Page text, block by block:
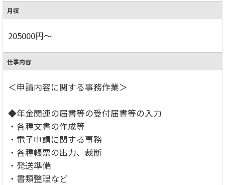
月収
205000円～
仕事内容
＜申請内容に関する事務作業＞
◆年金関連の届書等の受付届書等の入力
・各種文書の作成等
・電子申請に関する事務
・各種帳票の出力、裁断
・発送準備
・書類整理など